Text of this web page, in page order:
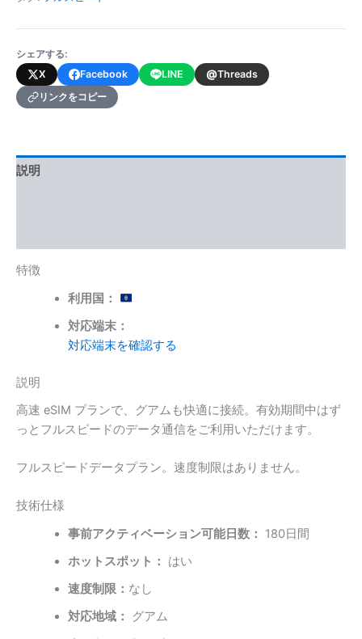
ー
デ
ー
タ
使
り
プ
シェアする:
X
Facebook LINE @Threads
リンクをコピー
説明
特徴
利用国：
対応端末：
対応端末を確認する
説明
高速 eSIM プランで、グアムも快適に接続。有効期間中はず
っとフルスピードのデータ通信をご利用いただけます。
フルスピードデータプラン。速度制限はありません。
技術仕様
事前アクティベーション可能日数：
180日間
ホットスポット：
はい
速度制限： なし
対応地域：
グアム